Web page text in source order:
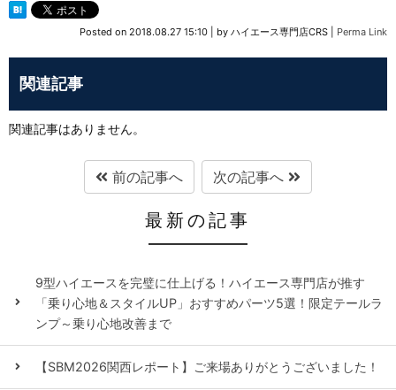
Posted on 2018.08.27 15:10 by ハイエース専門店CRS Perma Link
関連記事
関連記事はありません。
前の記事へ 次の記事へ
最新の記事
9型ハイエースを完璧に仕上げる！ハイエース専門店が推す
「乗り心地＆スタイルUP」おすすめパーツ5選！限定テールラ
ンプ～乗り心地改善まで
【SBM2026関西レポート】ご来場ありがとうございました！